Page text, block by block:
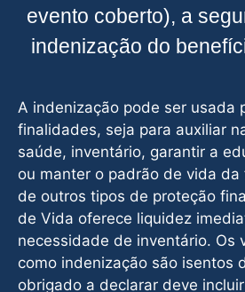
evento coberto), a
indenização do
A indenização pode ser usada
finalidades, seja para auxiliar
saúde, inventário, garantir a
ou manter o padrão de vida
de outros tipos de proteção
de Vida oferece liquidez
necessidade de inventário. Os
como indenização são isentos
obrigado a declarar deve